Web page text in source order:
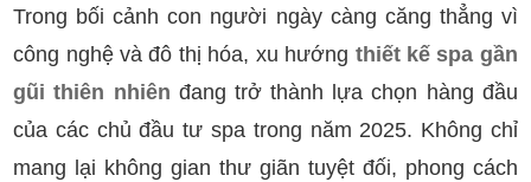
Trong bối cảnh con người ngày càng căng thẳng vì
công nghệ và đô thị hóa, xu hướng thiết kế spa gần
gũi thiên nhiên đang trở thành lựa chọn hàng đầu
của các chủ đầu tư spa trong năm 2025. Không chỉ
mang lại không gian thư giãn tuyệt đối, phong cách